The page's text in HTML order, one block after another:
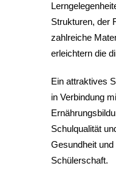
Strukturen, der
zahlreiche
erleichtern die
Ein attraktives
in Verbindung
Schulqualität
Gesundheit
Schülerschaft.